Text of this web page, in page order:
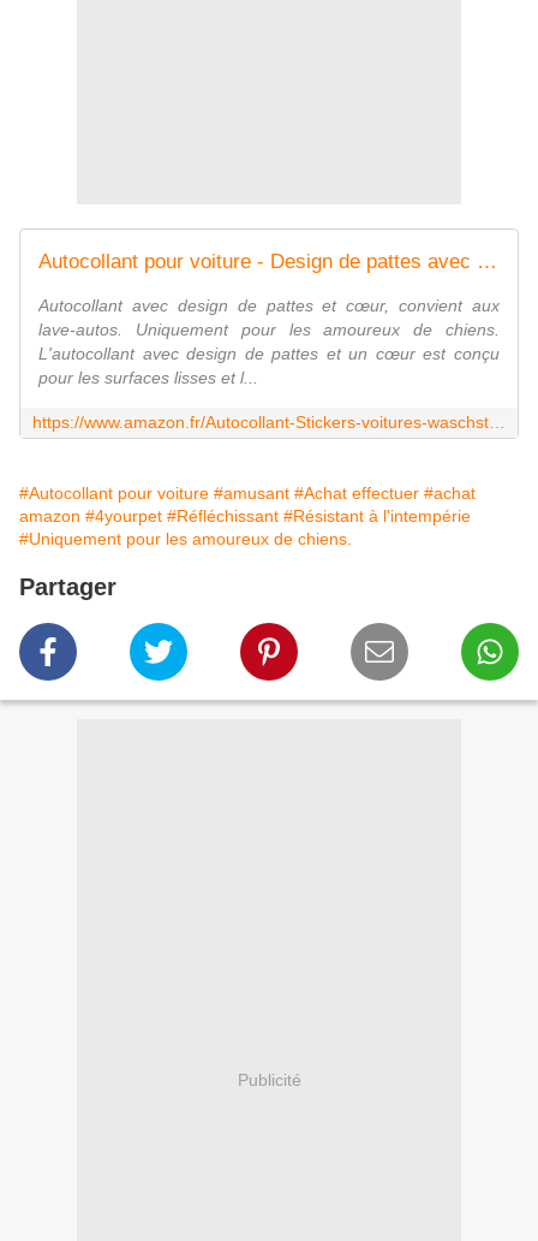
Autocollant pour voiture - Design de pattes avec un cœurnoir.
Autocollant avec design de pattes et cœur, convient aux
lave-autos. Uniquement pour les amoureux de chiens.
L'autocollant avec design de pattes et un cœur est conçu
pour les surfaces lisses et l...
#Autocollant pour voiture #amusant #Achat effectuer #achat
amazon #4yourpet #Réfléchissant #Résistant à l'intempérie
#Uniquement pour les amoureux de chiens.
Partager
Publicité